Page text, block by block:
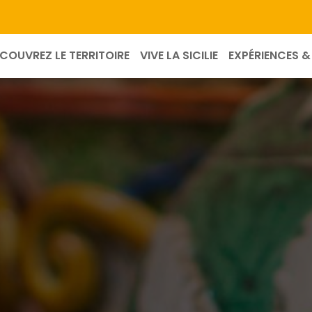
LE TERRITOIRE VIVE LA SICILIE EXPÉRIENCES